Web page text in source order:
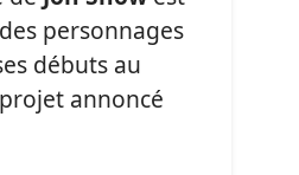
personnages
débuts au
annoncé